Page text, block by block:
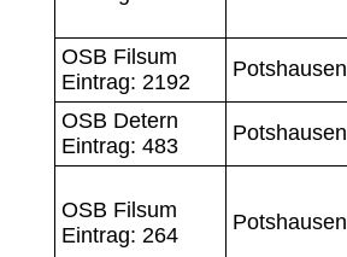
OSB Filsum
Eintrag: 2192
Potshausen
OSB Detern
Eintrag: 483
Potshausen
OSB Filsum
Eintrag: 264
Potshausen